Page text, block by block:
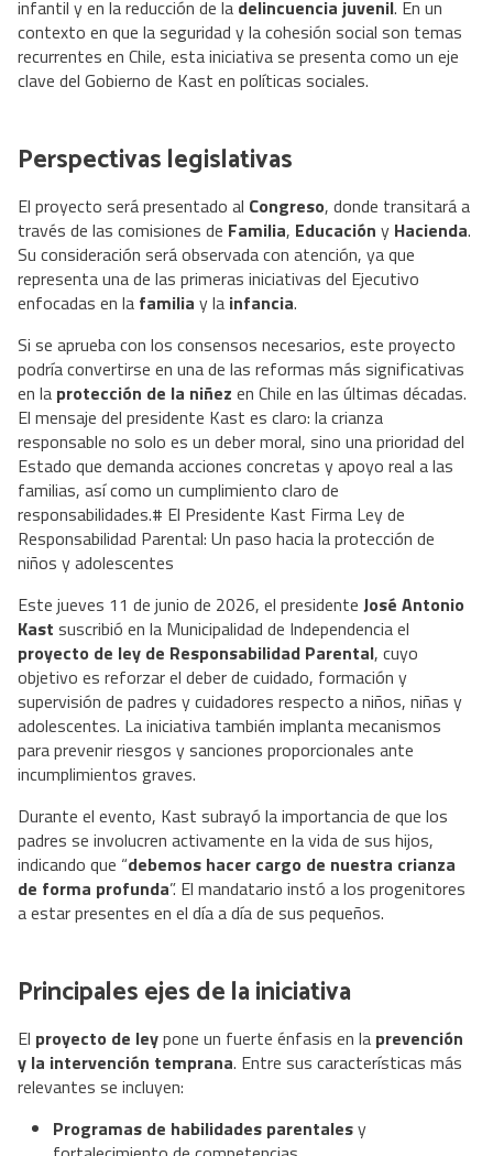
infantil y en la reducción de la delincuencia juvenil. En un
contexto en que la seguridad y la cohesión social son temas
recurrentes en Chile, esta iniciativa se presenta como un eje
clave del Gobierno de Kast en políticas sociales.
Perspectivas legislativas
El proyecto será presentado al Congreso, donde transitará a
través de las comisiones de Familia, Educación y Hacienda.
Su consideración será observada con atención, ya que
representa una de las primeras iniciativas del Ejecutivo
enfocadas en la familia y la infancia.
Si se aprueba con los consensos necesarios, este proyecto
podría convertirse en una de las reformas más significativas
en la protección de la niñez en Chile en las últimas décadas.
El mensaje del presidente Kast es claro: la crianza
responsable no solo es un deber moral, sino una prioridad del
Estado que demanda acciones concretas y apoyo real a las
familias, así como un cumplimiento claro de
responsabilidades.# El Presidente Kast Firma Ley de
Responsabilidad Parental: Un paso hacia la protección de
niños y adolescentes
Este jueves 11 de junio de 2026, el presidente José Antonio
Kast suscribió en la Municipalidad de Independencia el
proyecto de ley de Responsabilidad Parental, cuyo
objetivo es reforzar el deber de cuidado, formación y
supervisión de padres y cuidadores respecto a niños, niñas y
adolescentes. La iniciativa también implanta mecanismos
para prevenir riesgos y sanciones proporcionales ante
incumplimientos graves.
Durante el evento, Kast subrayó la importancia de que los
padres se involucren activamente en la vida de sus hijos,
indicando que “debemos hacer cargo de nuestra crianza
de forma profunda”. El mandatario instó a los progenitores
a estar presentes en el día a día de sus pequeños.
Principales ejes de la iniciativa
El proyecto de leypone un fuerte énfasis en la prevención
y la intervención temprana. Entre sus características más
relevantes se incluyen:
Programas de habilidades parentalesy